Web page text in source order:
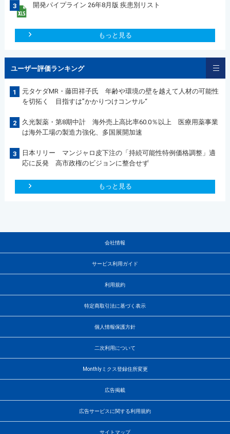
3 開発パイプライン 26年8月版 疾患別リスト
もっと見る
ユーザー評価ランキング
1
元タケダMR・藤田祥子氏 年齢や環境の壁を越えて人材の可能性
を切拓く 目指すは”かかりつけコンサル“
2
久光製薬・第8期中計 海外売上高比率60.0％以上 医療用薬事業
は海外工場の製造力強化、多国展開加速
3
日本リリー マンジャロ皮下注の「持続可能性特例価格調整」適
応に反発 高市政権のビジョンに整合せず
もっと見る
会社情報
サービス利用ガイド
利用規約
特定商取引法に基づく表示
個人情報保護方針
二次利用について
Monthlyミクス登録住所変更
広告掲載
広告サービスに関する利用規約
サイトマップ